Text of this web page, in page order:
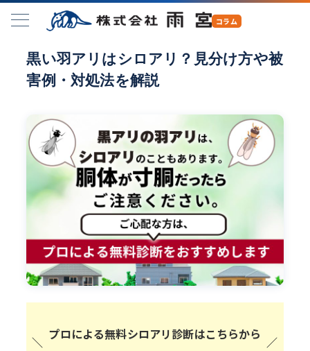
黒い羽アリはシロアリ？見分け方や被
害例・対処法を解説
プロによる無料シロアリ診断はこちらから